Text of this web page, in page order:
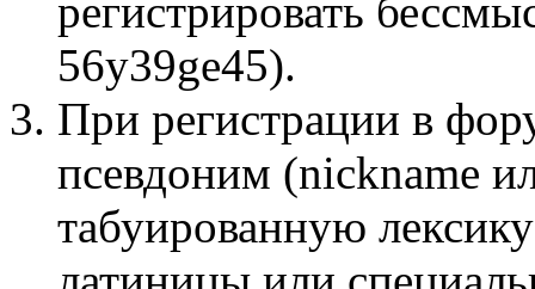
регистрировать
56y39ge45).
При регистрации в
псевдоним (nickname
табуированную